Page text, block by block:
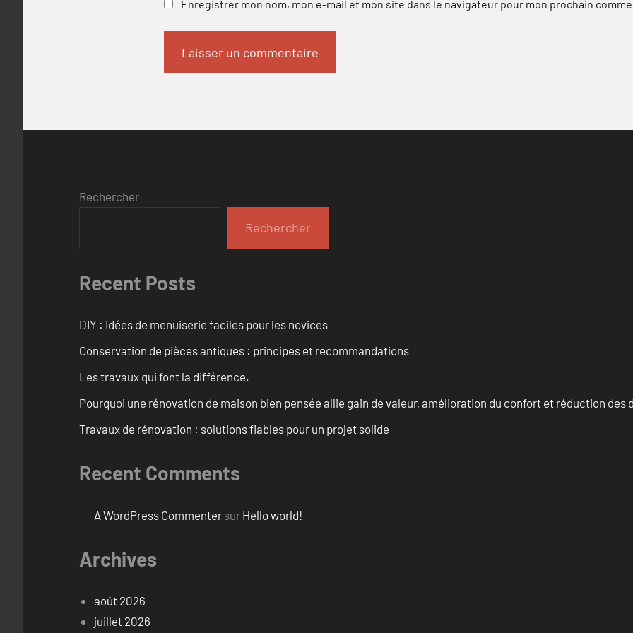
Enregistrer mon nom, mon e-mail et mon site dans le navigateur pour mon prochain
Rechercher
Rechercher
Recent Posts
DIY : Idées de menuiserie faciles pour les novices
Conservation de pièces antiques : principes et recommandations
Les travaux qui font la différence.
Pourquoi une rénovation de maison bien pensée allie gain de valeur, amélioration du confort et réduction des
Travaux de rénovation : solutions fiables pour un projet solide
Recent Comments
A WordPress Commenter sur Hello world!
Archives
août 2026
juillet 2026